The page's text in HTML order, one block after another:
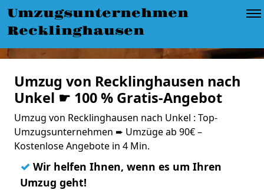
Umzugsunternehmen
Recklinghausen
Umzug von Recklinghausen nach
Unkel ☛ 100 % Gratis-Angebot
Umzug von Recklinghausen nach Unkel : Top-
Umzugsunternehmen ➨ Umzüge ab 90€ –
Kostenlose Angebote in 4 Min.
✓ Wir helfen Ihnen, wenn es um Ihren
Umzug geht!